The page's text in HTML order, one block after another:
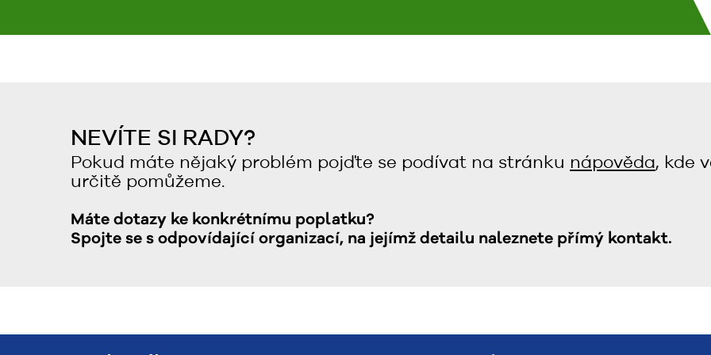
NEVÍTE SI RADY?
Pokud máte nějaký problém pojďte se podívat na stránku nápověda, kde
určitě pomůžeme.
Máte dotazy ke konkrétnímu poplatku?
Spojte se s odpovídající organizací, na jejímž detailu naleznete přímý kontakt.